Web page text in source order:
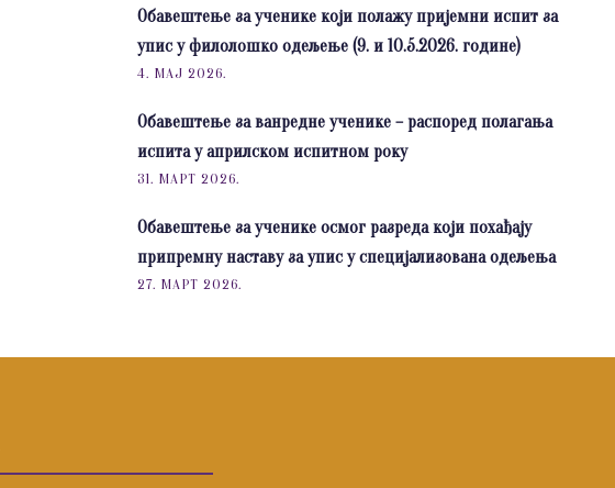
Обавештење за ученике који полажу пријемни испит за
упис у филолошко одељење (9. и 10.5.2026. године)
4. МАЈ 2026.
Обавештење за ванредне ученике – распоред полагања
испита у априлском испитном року
31. МАРТ 2026.
Обавештење за ученике осмог разреда који похађају
припремну наставу за упис у специјализована одељења
27. МАРТ 2026.